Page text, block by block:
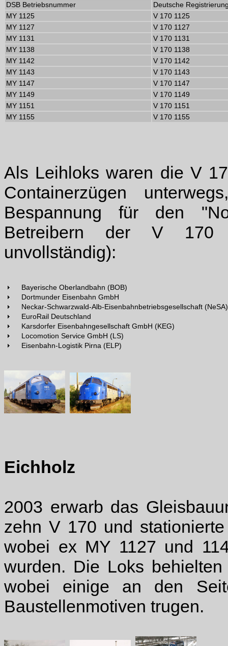
DSB Betriebsnummer
Deutsche
MY 1125
V 170 1125
MY 1127
V 170 1127
MY 1131
V 170 1131
MY 1138
V 170 1138
MY 1142
V 170 1142
MY 1143
V 170 1143
MY 1147
V 170 1147
MY 1149
V 170 1149
MY 1151
V 170 1151
MY 1155
V 170 1155
Als Leihloks waren die V
Containerzügen
Bespannung für den
Betreibern der V 170
unvollständig):
Bayerische Oberlandbahn (BOB)
Dortmunder Eisenbahn GmbH
Neckar-Schwarzwald-Alb-Eisenbahnbetriebsgesellschaft (NeSA)
EuroRail Deutschland
Karsdorfer Eisenbahngesellschaft GmbH (KEG)
Locomotion Service GmbH (LS)
Eisenbahn-Logistik Pirna (ELP)
Eichholz
2003 erwarb das
zehn V 170 und
wobei ex MY 1127 und
wurden. Die Loks
wobei einige an den
Baustellenmotiven trugen.